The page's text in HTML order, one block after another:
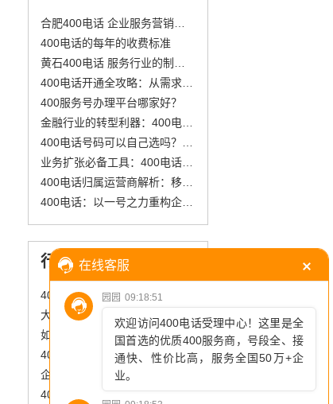
400电话的每年的收费标准
400服务号办理平台哪家好？
行业资讯
大型房企与400电话IVR智能语音导航：精准转接，延伸业务协同力
如何申请400电话服务？提升企业形象与客户服务效率的关键步骤
400电话办理需要什么资料
400电话：企业客服的“全能神器”